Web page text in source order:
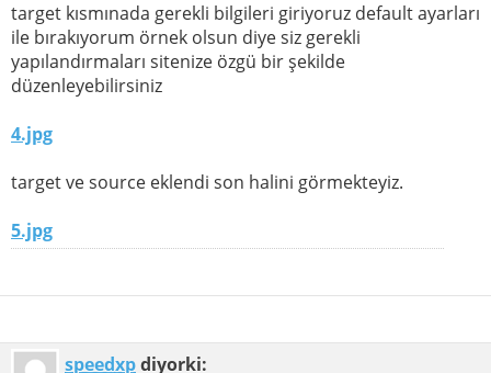
target kısmınada gerekli bilgileri giriyoruz default ayarları
ile bırakıyorum örnek olsun diye siz gerekli
yapılandırmaları sitenize özgü bir şekilde
düzenleyebilirsiniz
4.jpg
target ve source eklendi son halini görmekteyiz.
5.jpg
speedxpdiyorki: